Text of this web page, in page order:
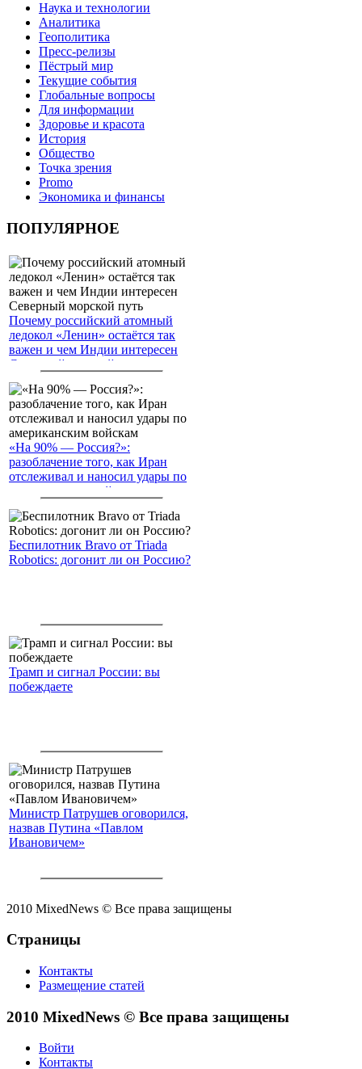
Наука и технологии
Аналитика
Геополитика
Пресс-релизы
Пёстрый мир
Текущие события
Глобальные вопросы
Для информации
Здоровье и красота
История
Общество
Точка зрения
Promo
Экономика и финансы
ПОПУЛЯРНОЕ
Почему российский атомный
ледокол «Ленин» остаётся так
важен и чем Индии интересен
Северный морской путь
«На 90% — Россия?»:
разоблачение того, как Иран
отслеживал и наносил удары по
американским войскам
Беспилотник Bravo от Triada
Robotics: догонит ли он Россию?
Трамп и сигнал России: вы
побеждаете
Министр Патрушев оговорился,
назвав Путина «Павлом
Ивановичем»
2010 MixedNews © Все права защищены
Страницы
Контакты
Размещение статей
2010 MixedNews © Все права защищены
Войти
Контакты